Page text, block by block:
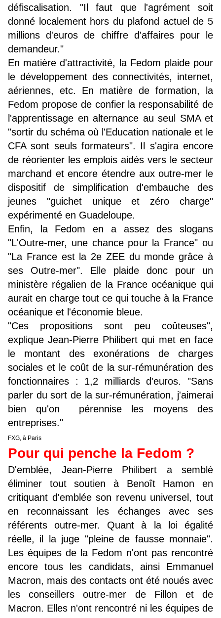
défiscalisation. "Il faut que l'agrément soit
donné localement hors du plafond actuel de 5
millions d'euros de chiffre d'affaires pour le
demandeur."
En matière d'attractivité, la Fedom plaide pour
le développement des connectivités, internet,
aériennes, etc. En matière de formation, la
Fedom propose de confier la responsabilité de
l'apprentissage en alternance au seul SMA et
"sortir du schéma où l'Education nationale et le
CFA sont seuls formateurs". Il s'agira encore
de réorienter les emplois aidés vers le secteur
marchand et encore étendre aux outre-mer le
dispositif de simplification d'embauche des
jeunes "guichet unique et zéro charge"
expérimenté en Guadeloupe.
Enfin, la Fedom en a assez des slogans
"L'Outre-mer, une chance pour la France" ou
"La France est la 2e ZEE du monde grâce à
ses Outre-mer". Elle plaide donc pour un
ministère régalien de la France océanique qui
aurait en charge tout ce qui touche à la France
océanique et l'économie bleue.
"Ces propositions sont peu coûteuses",
explique Jean-Pierre Philibert qui met en face
le montant des exonérations de charges
sociales et le coût de la sur-rémunération des
fonctionnaires : 1,2 milliards d'euros. "Sans
parler du sort de la sur-rémunération, j'aimerai
bien qu'on pérennise les moyens des
entreprises."
FXG, à Paris
Pour qui penche la Fedom ?
D'emblée, Jean-Pierre Philibert a semblé
éliminer tout soutien à Benoît Hamon en
critiquant d'emblée son revenu universel, tout
en reconnaissant les échanges avec ses
référents outre-mer. Quant à la loi égalité
réelle, il la juge "pleine de fausse monnaie".
Les équipes de la Fedom n'ont pas rencontré
encore tous les candidats, ainsi Emmanuel
Macron, mais des contacts ont été noués avec
les conseillers outre-mer de Fillon et de
Macron. Elles n'ont rencontré ni les équipes de